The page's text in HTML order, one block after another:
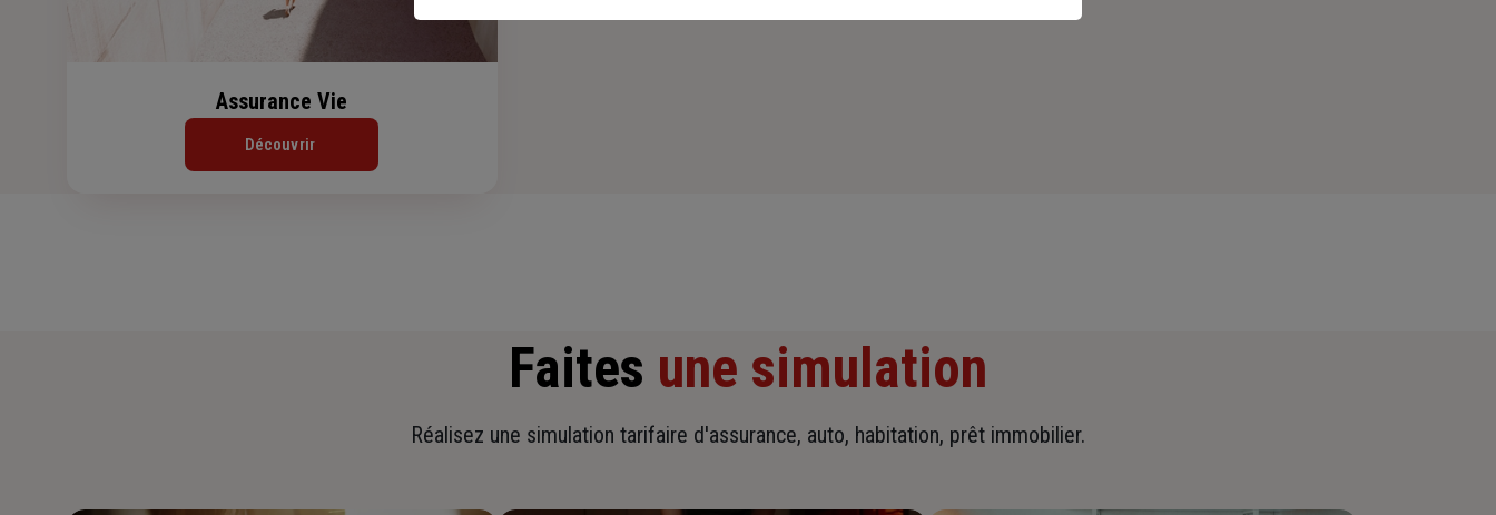
Assurance Vie
Découvrir
Faites une simulation
Réalisez une simulation tarifaire d'assurance, auto, habitation, prêt immobilier.